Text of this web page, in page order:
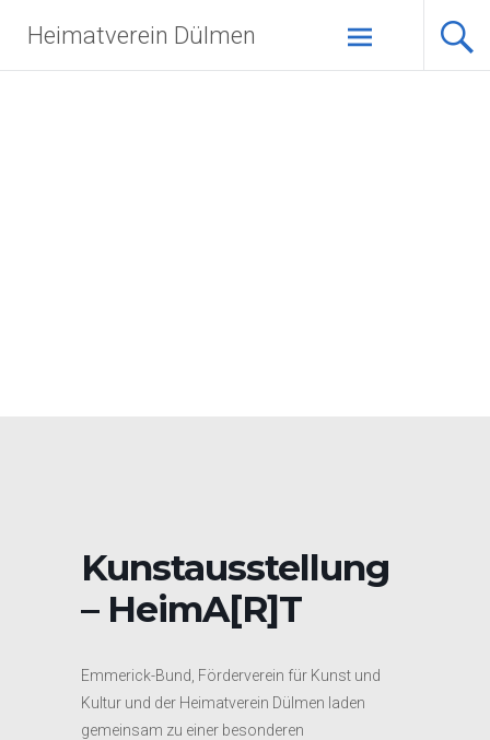
Inhalt
springen
Heimatverein Dülmen
Kunstausstellung
– HeimA[R]T
Emmerick-Bund, Förderverein für Kunst und
Kultur und der Heimatverein Dülmen laden
gemeinsam zu einer besonderen